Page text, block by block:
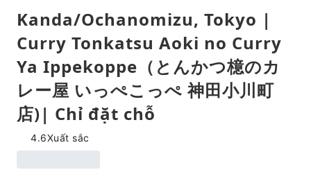
Kanda/Ochanomizu, Tokyo |
Curry Tonkatsu Aoki no Curry
Ya Ippekoppe（とんかつ檍のカ
レー屋 いっぺこっぺ 神田小川町
店)| Chỉ đặt chỗ
4.6Xuất sắc